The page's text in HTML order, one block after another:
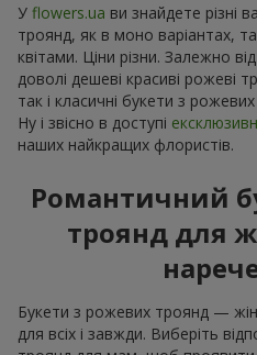
У flowers.ua ви знайдете різні
троянд, як в моно варіантах,
квітами. Ціни різни. Залежно
доволі дешеві красиві рожеві
так і класичні букети з
Ну і звісно в доступі
наших найкращих флористів.
Романтичний
троянд для
Букети з рожевих троянд —
для всіх і завжди. Виберіть